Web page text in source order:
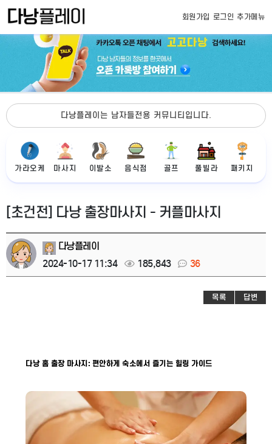
회원가입 로그인 추가메뉴
다낭플레이는 남자들전용 커뮤니티입니다.
가라오케 마사지 이발소 음식점 골프 풀빌라 패키지
[초건전] 다낭 출장마사지 - 커플마사지
다낭플레이
2024-10-17 11:34
185,843 36
목록 답변
다낭 홈 출장 마사지: 편안하게 숙소에서 즐기는 힐링 가이드